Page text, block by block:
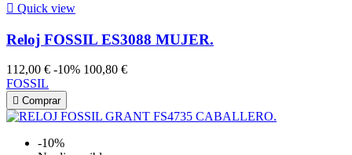
 Quick view
Reloj FOSSIL ES3088 MUJER.
112,00 € -10% 100,80 €
FOSSIL
 Comprar
-10%